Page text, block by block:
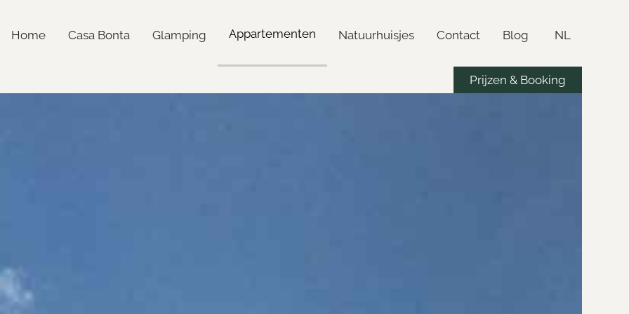
Home Casa Bonta Glamping Appartementen Natuurhuisjes Contact Blog NL
Prijzen & Booking